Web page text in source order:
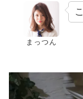
まっつん